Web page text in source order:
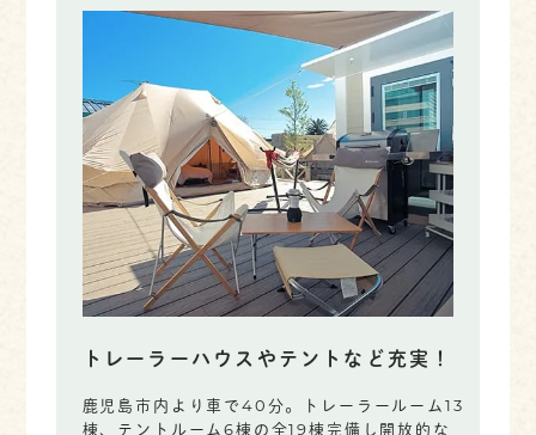
トレーラーハウスやテントなど充実！
鹿児島市内より車で40分。トレーラールーム13
棟、テントルーム6棟の全19棟完備し開放的な